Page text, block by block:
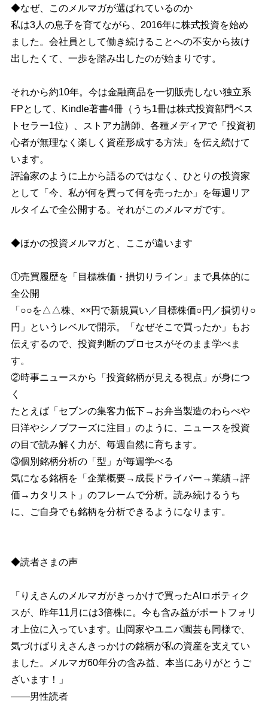
◆なぜ、このメルマガが選ばれているのか
私は3人の息子を育てながら、2016年に株式投資を始め
ました。会社員として働き続けることへの不安から抜け
出したくて、一歩を踏み出したのが始まりです。
それから約10年。今は金融商品を一切販売しない独立系
FPとして、Kindle著書4冊（うち1冊は株式投資部門ベス
トセラー1位）、ストアカ講師、各種メディアで「投資初
心者が無理なく楽しく資産形成する方法」を伝え続けて
います。
評論家のように上から語るのではなく、ひとりの投資家
として「今、私が何を買って何を売ったか」を毎週リア
ルタイムで全公開する。それがこのメルマガです。
◆ほかの投資メルマガと、ここが違います
①売買履歴を「目標株価・損切りライン」まで具体的に
全公開
「○○を△△株、××円で新規買い／目標株価○円／損切り○
円」というレベルで開示。「なぜそこで買ったか」もお
伝えするので、投資判断のプロセスがそのまま学べま
す。
②時事ニュースから「投資銘柄が見える視点」が身につ
く
たとえば「セブンの集客力低下→お弁当製造のわらべや
日洋やシノブフーズに注目」のように、ニュースを投資
の目で読み解く力が、毎週自然に育ちます。
③個別銘柄分析の「型」が毎週学べる
気になる銘柄を「企業概要→成長ドライバー→業績→評
価→カタリスト」のフレームで分析。読み続けるうち
に、ご自身でも銘柄を分析できるようになります。
◆読者さまの声
「りえさんのメルマガがきっかけで買ったAIロボティク
スが、昨年11月には3倍株に。今も含み益がポートフォリ
オ上位に入っています。山岡家やユニバ園芸も同様で、
気づけばりえさんきっかけの銘柄が私の資産を支えてい
ました。メルマガ60年分の含み益、本当にありがとうご
ざいます！」
――男性読者